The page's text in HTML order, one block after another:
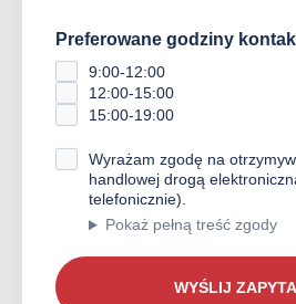
Preferowane godziny
9:00-12:00
12:00-15:00
15:00-19:00
Wyrażam zgodę na
handlowej drogą
telefonicznie).
Pokaż pełną treść zgody